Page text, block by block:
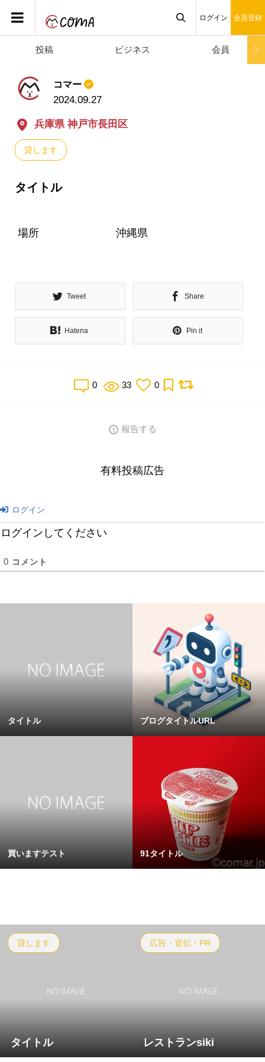
ログイン 会員登録
投稿 ビジネス 会員
コマー
2024.09.27
貸します
兵庫県 神戸市長田区
タイトル
場所 沖縄県
Tweet Share
Hatena Pin it
0 33 0
報告する
有料投稿広告
ログイン
ログインしてください
0 コメント
タイトル ブログタイトルURL
買いますテスト 91タイトル
貸します
タイトル
広告・宣伝・PR
レストランsiki